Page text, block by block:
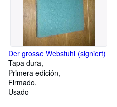
Der grosse Webstuhl (signiert)
Tapa dura
Primera edición
Firmado
Usado